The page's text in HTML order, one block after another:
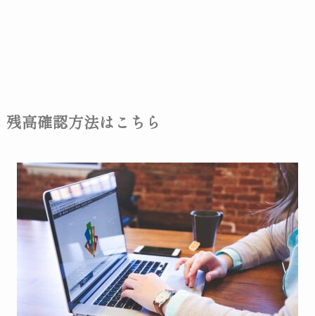
残高確認方法はこちら